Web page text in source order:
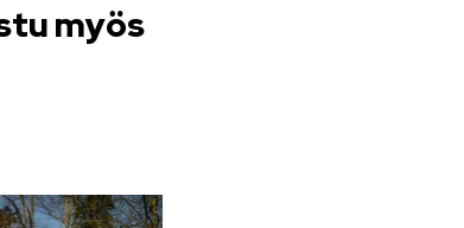
myös